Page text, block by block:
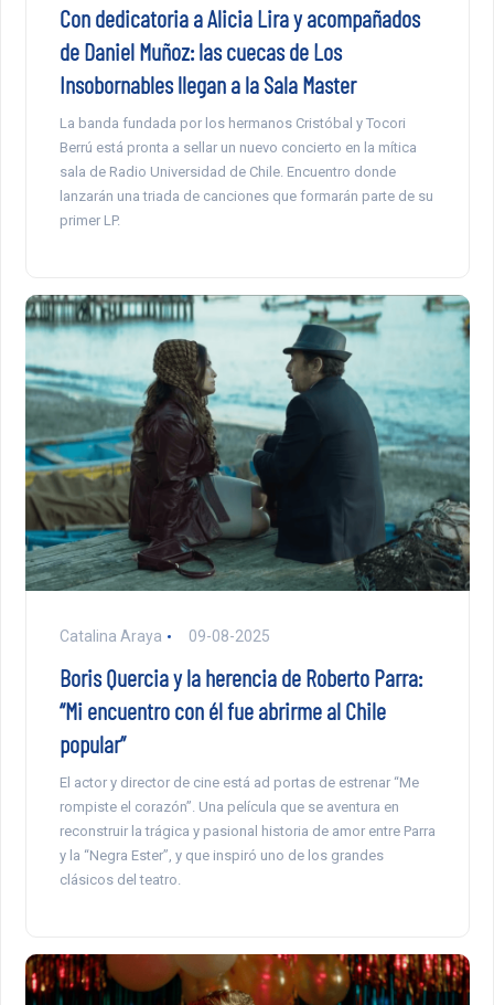
Con dedicatoria a Alicia Lira y acompañados
de Daniel Muñoz: las cuecas de Los
Insobornables llegan a la Sala Master
La banda fundada por los hermanos Cristóbal y Tocori
Berrú está pronta a sellar un nuevo concierto en la mítica
sala de Radio Universidad de Chile. Encuentro donde
lanzarán una triada de canciones que formarán parte de su
primer LP.
Catalina Araya 09-08-2025
Boris Quercia y la herencia de Roberto Parra:
“Mi encuentro con él fue abrirme al Chile
popular”
El actor y director de cine está ad portas de estrenar “Me
rompiste el corazón”. Una película que se aventura en
reconstruir la trágica y pasional historia de amor entre Parra
y la “Negra Ester”, y que inspiró uno de los grandes
clásicos del teatro.